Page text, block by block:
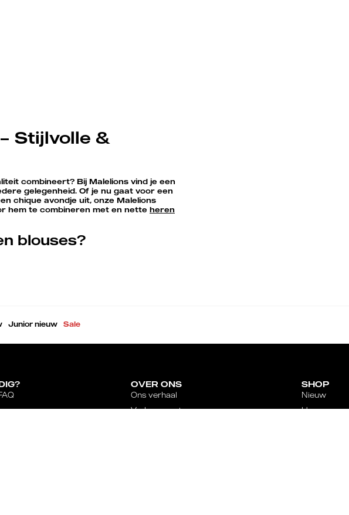
Stijlvolle &
combineert? Bij Malelions vind je een
gelegenheid. Of je nu gaat voor een
chique avondje uit, onze Malelions
hem te combineren met en nette heren
blouses?
Junior nieuw Sale
OVER ONS
Ons verhaal
Verkooppunten
SHOP
Nieuw
Heren